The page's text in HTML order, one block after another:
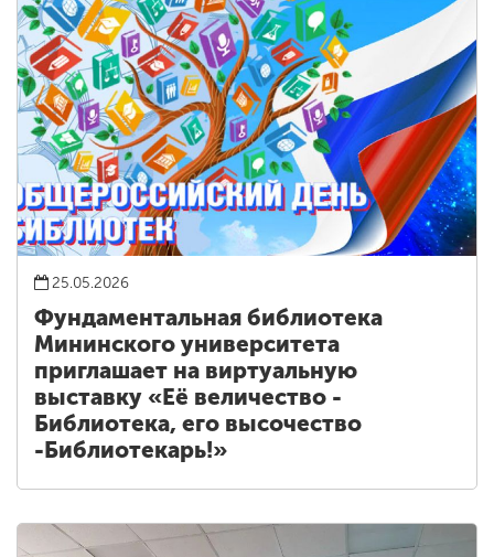
25.05.2026
Фундаментальная библиотека
Мининского университета
приглашает на виртуальную
выставку «Её величество -
Библиотека, его высочество
-Библиотекарь!»